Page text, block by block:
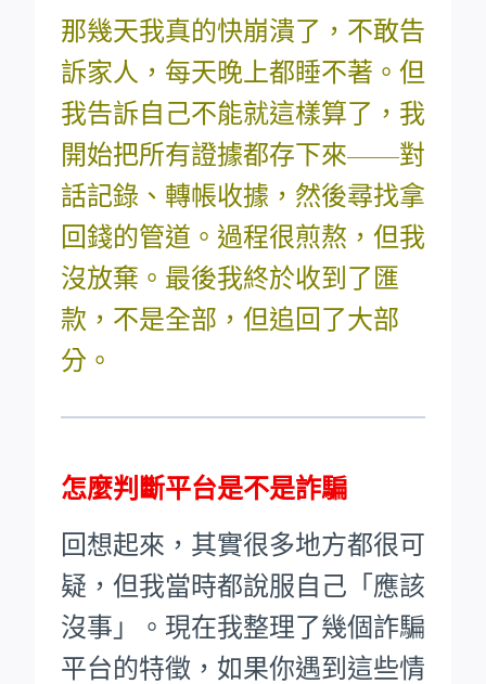
那幾天我真的快崩潰了，不敢告
訴家人，每天晚上都睡不著。但
我告訴自己不能就這樣算了，我
開始把所有證據都存下來——對
話記錄、轉帳收據，然後尋找拿
回錢的管道。過程很煎熬，但我
沒放棄。最後我終於收到了匯
款，不是全部，但追回了大部
分。
怎麼判斷平台是不是詐騙
回想起來，其實很多地方都很可
疑，但我當時都說服自己「應該
沒事」。現在我整理了幾個詐騙
平台的特徵，如果你遇到這些情